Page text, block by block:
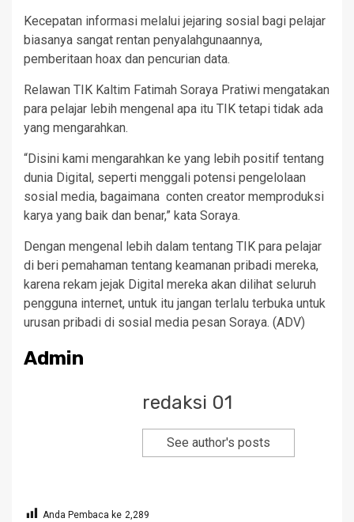
Kecepatan informasi melalui jejaring sosial bagi pelajar
biasanya sangat rentan penyalahgunaannya,
pemberitaan hoax dan pencurian data.
Relawan TIK Kaltim Fatimah Soraya Pratiwi mengatakan
para pelajar lebih mengenal apa itu TIK tetapi tidak ada
yang mengarahkan.
“Disini kami mengarahkan ke yang lebih positif tentang
dunia Digital, seperti menggali potensi pengelolaan
sosial media, bagaimana conten creator memproduksi
karya yang baik dan benar,” kata Soraya.
Dengan mengenal lebih dalam tentang TIK para pelajar
di beri pemahaman tentang keamanan pribadi mereka,
karena rekam jejak Digital mereka akan dilihat seluruh
pengguna internet, untuk itu jangan terlalu terbuka untuk
urusan pribadi di sosial media pesan Soraya. (ADV)
Admin
redaksi 01
See author's posts
Anda Pembaca ke 2,289